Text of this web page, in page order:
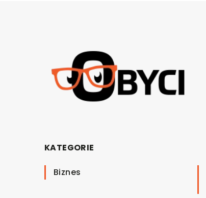
KATEGORIE
Biznes